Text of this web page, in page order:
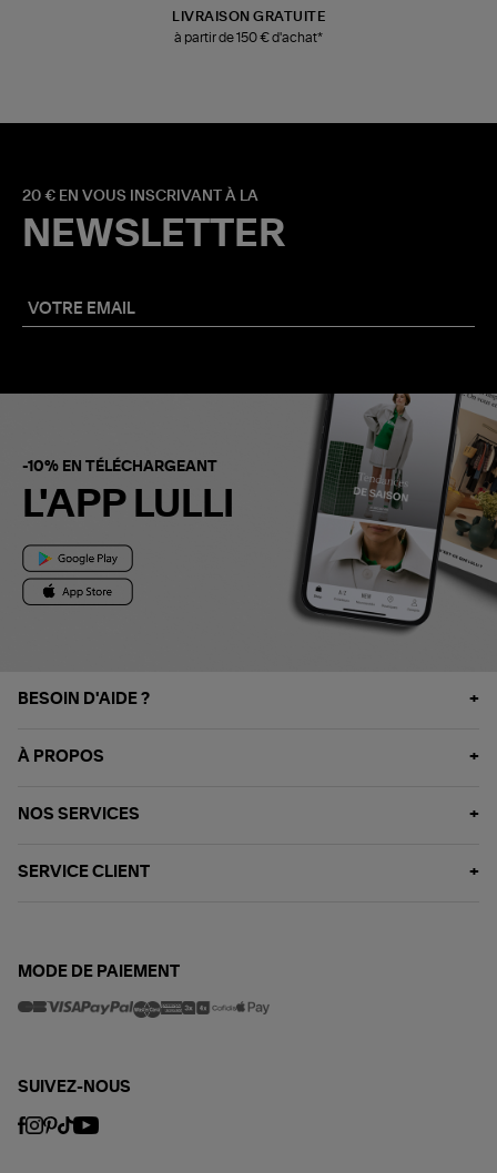
LIVRAISON GRATUITE
à partir de 150 € d'achat*
20 € EN VOUS INSCRIVANT À LA
NEWSLETTER
-10% EN TÉLÉCHARGEANT
L'APP LULLI
BESOIN D'AIDE ?
À PROPOS
NOS SERVICES
SERVICE CLIENT
MODE DE PAIEMENT
SUIVEZ-NOUS